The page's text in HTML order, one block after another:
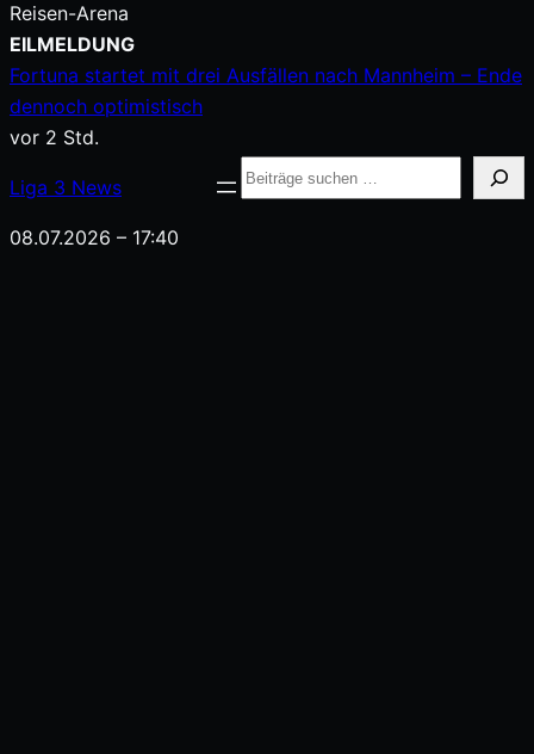
Reisen-Arena
Zum
Inhalt
springen
EILMELDUNG
Fortuna startet mit drei Ausfällen nach Mannheim – Ende
dennoch optimistisch
vor 2 Std.
Liga 3 News
Suche
08.07.2026 – 17:40